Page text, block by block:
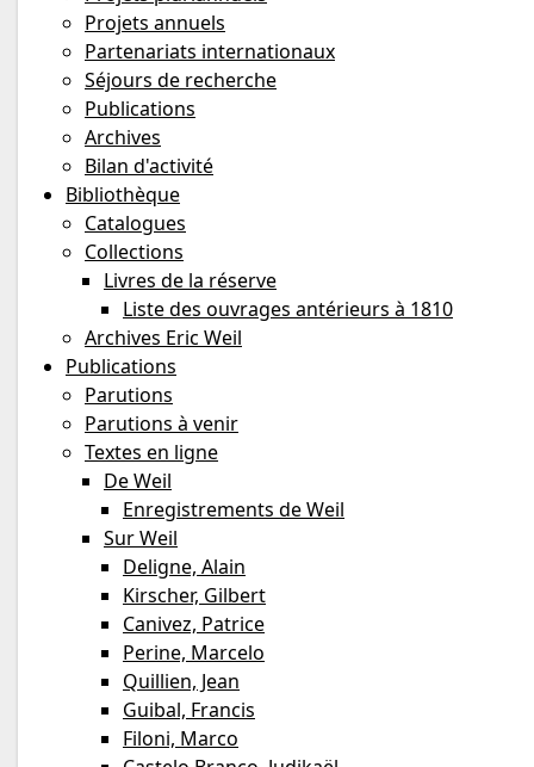
Projets annuels
Partenariats internationaux
Séjours de recherche
Publications
Archives
Bilan d'activité
Bibliothèque
Catalogues
Collections
Livres de la réserve
Liste des ouvrages antérieurs à 1810
Archives Eric Weil
Publications
Parutions
Parutions à venir
Textes en ligne
De Weil
Enregistrements de Weil
Sur Weil
Deligne, Alain
Kirscher, Gilbert
Canivez, Patrice
Perine, Marcelo
Quillien, Jean
Guibal, Francis
Filoni, Marco